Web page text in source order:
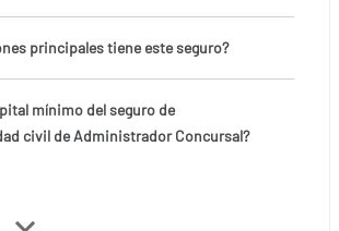
principales tiene este seguro?
mínimo del seguro de
civil de Administrador Concursal?